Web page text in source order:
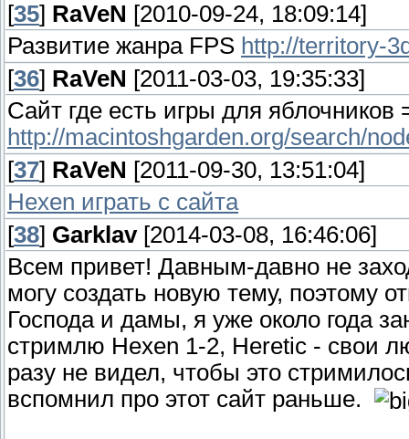
[35] RaVeN [2010-09-24, 18:09:14]
Развитие жанра FPS http://territory-
[36] RaVeN [2011-03-03, 19:35:33]
Сайт где есть игры для яблочников
http://macintoshgarden.org/search/
[37] RaVeN [2011-09-30, 13:51:04]
Hexen играть с сайта
[38] Garklav[2014-03-08, 16:46:06]
Всем привет! Давным-давно не
могу создать новую тему, поэтому
Господа и дамы, я уже около года
стримлю Hexen 1-2, Heretic - свои
разу не видел, чтобы это
вспомнил про этот сайт раньше.